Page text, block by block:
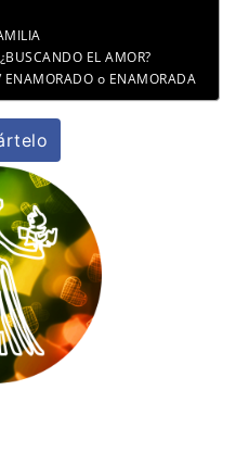
EL AMOR?
ENAMORADO o ENAMORADA